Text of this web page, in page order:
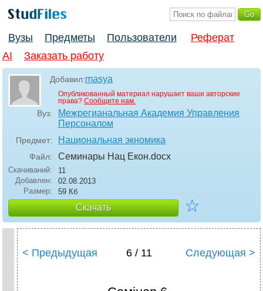
Вузы Предметы Пользователи
Реферат
AI
Заказать работу
Добавил:masya
Опубликованный материал нарушает ваши авторские
права? Сообщите нам.
Вуз:
Межрегианальная Академия Управления
Персоналом
Предмет: Национальная экномика
Файл: Семинары Нац Екон.docx
Скачиваний:
11
Добавлен:
02.08.2013
Размер:
59 Кб
Скачать ☆
< Предыдущая 6 / 11 Следующая >